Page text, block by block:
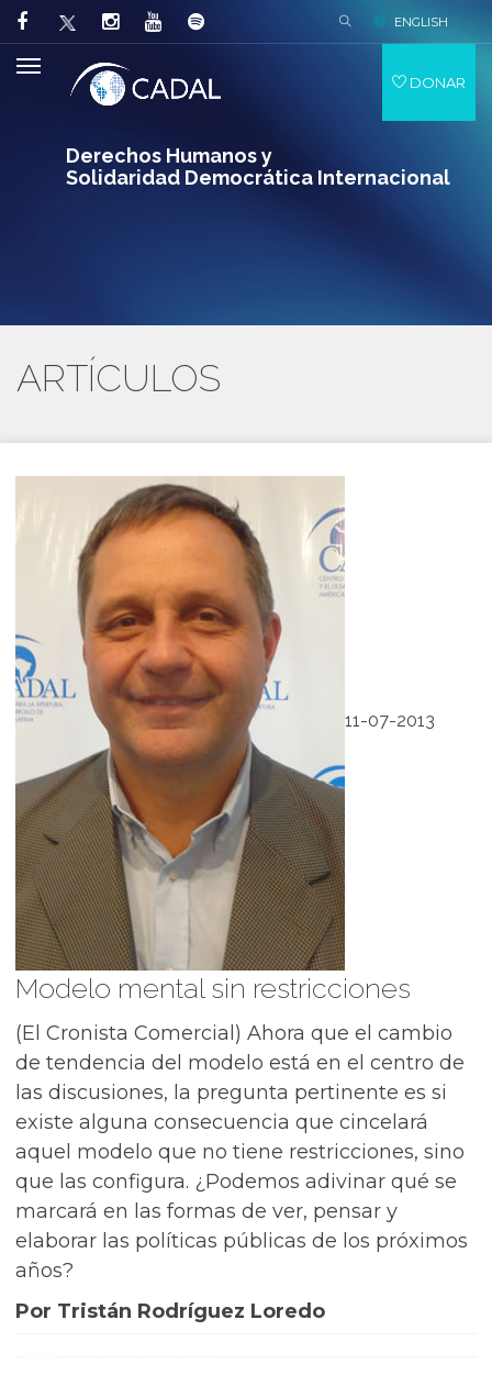
Derechos Humanos y
Solidaridad Democrática Internacional
ENGLISH
DONAR
ARTÍCULOS
11-07-2013
Modelo mental sin restricciones
(El Cronista Comercial) Ahora que el cambio
de tendencia del modelo está en el centro de
las discusiones, la pregunta pertinente es si
existe alguna consecuencia que cincelará
aquel modelo que no tiene restricciones, sino
que las configura. ¿Podemos adivinar qué se
marcará en las formas de ver, pensar y
elaborar las políticas públicas de los próximos
años?
Por Tristán Rodríguez Loredo